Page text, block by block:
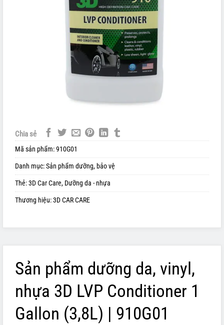
Chia sẻ
Mã sản phẩm:910G01
Danh mục:Sản phẩm dưỡng, bảo vệ
Thẻ:3D Car Care, Dưỡng da - nhựa
Thương hiệu:3D CAR CARE
Sản phẩm dưỡng da, vinyl,
nhựa 3D LVP Conditioner 1
Gallon (3,8L) | 910G01